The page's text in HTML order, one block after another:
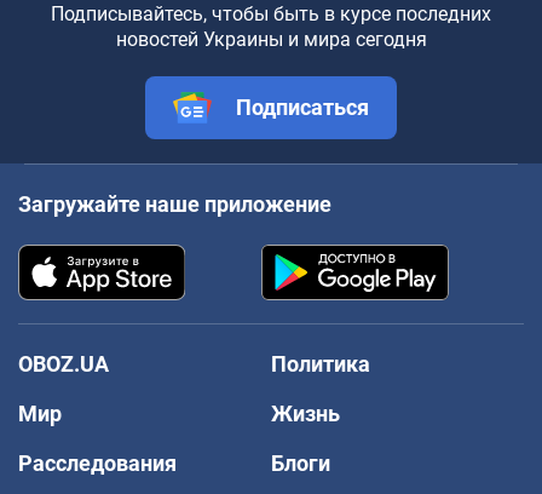
Подписывайтесь, чтобы быть в курсе последних
новостей Украины и мира сегодня
Подписаться
Загружайте наше приложение
OBOZ.UA
Политика
Мир
Жизнь
Расследования
Блоги